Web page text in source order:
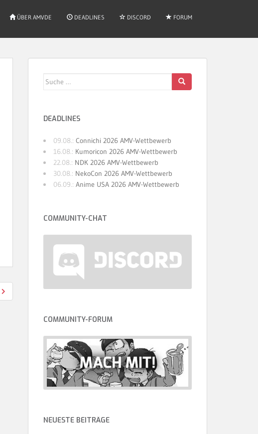
ÜBER AMVDE DEADLINES DISCORD FORUM
Suche
DEADLINES
09.08.: Connichi 2026 AMV-Wettbewerb
16.08.: Kumoricon 2026 AMV-Wettbewerb
22.08.: NDK 2026 AMV-Wettbewerb
30.08.: NekoCon 2026 AMV-Wettbewerb
06.09.: Anime USA 2026 AMV-Wettbewerb
COMMUNITY-CHAT
COMMUNITY-FORUM
NEUESTE BEITRÄGE